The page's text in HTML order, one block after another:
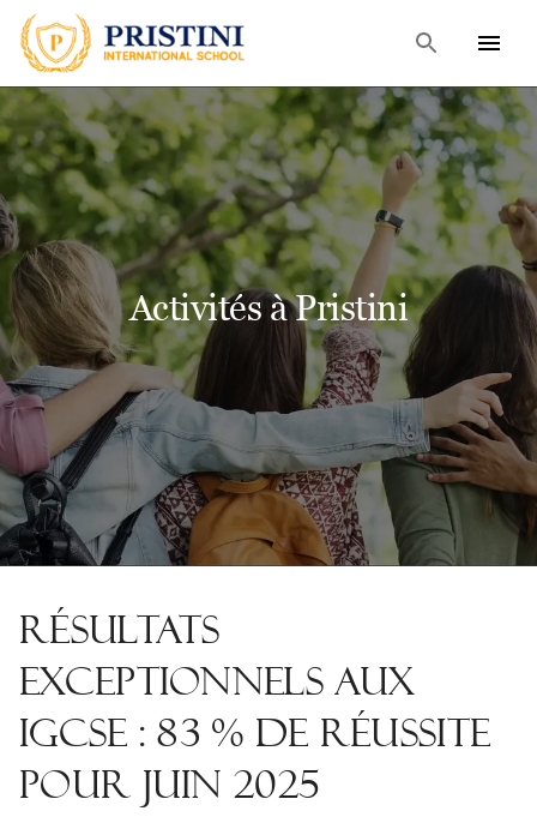
Activités à Pristini
RÉSULTATS
EXCEPTIONNELS AUX
IGCSE : 83 % DE RÉUSSITE
POUR JUIN 2025